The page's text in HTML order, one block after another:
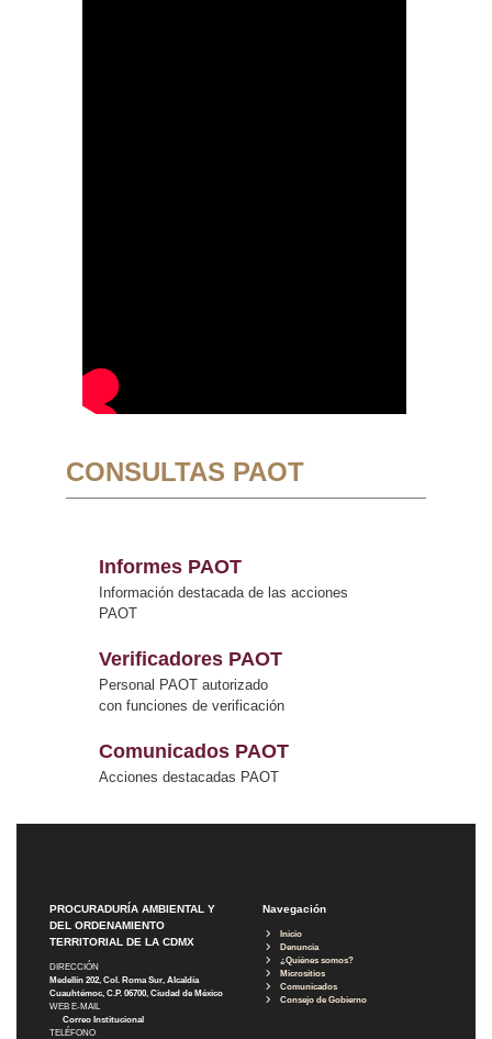
CONSULTAS PAOT
Informes PAOT
Información destacada de las acciones
PAOT
Verificadores PAOT
Personal PAOT autorizado
con funciones de verificación
Comunicados PAOT
Acciones destacadas PAOT
PROCURADURÍA AMBIENTAL Y
DEL ORDENAMIENTO
TERRITORIAL DE LA CDMX
DIRECCIÓN
Medellín 202, Col. Roma Sur, Alcaldía
Cuauhtémoc, C.P. 06700, Ciudad de México
WEB E-MAIL
Correo Institucional
TELÉFONO
Navegación
Inicio
Denuncia
¿Quiénes somos?
Micrositios
Comunicados
Consejo de Gobierno